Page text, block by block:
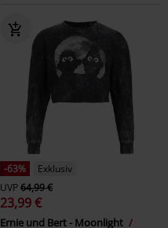
-63%
Exklusiv
UVP64,99 €
23,99 €
Ernie und Bert - Moonlight